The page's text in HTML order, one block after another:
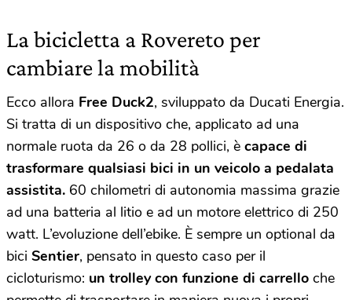
La bicicletta a Rovereto per
cambiare la mobilità
Ecco allora Free Duck2, sviluppato da Ducati Energia.
Si tratta di un dispositivo che, applicato ad una
normale ruota da 26 o da 28 pollici, è capace di
trasformare qualsiasi bici in un veicolo a pedalata
assistita. 60 chilometri di autonomia massima grazie
ad una batteria al litio e ad un motore elettrico di 250
watt. L’evoluzione dell’ebike. È sempre un optional da
bici Sentier, pensato in questo caso per il
cicloturismo: un trolley con funzione di carrello che